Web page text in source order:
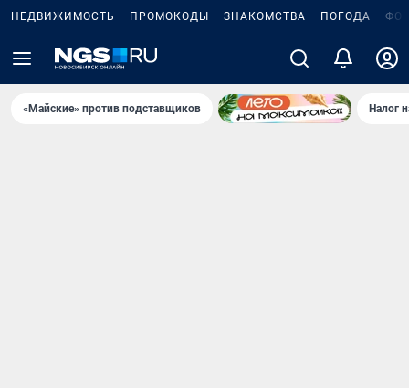
НЕДВИЖИМОСТЬ ПРОМОКОДЫ ЗНАКОМСТВА ПОГОДА
«Майские» против подставщиков Налог